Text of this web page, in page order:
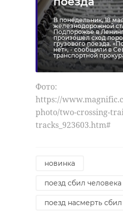
В понедельник, 18
железнодорожной
Подпорожье в
произошел сход
грузового поезда.
нет», - сообщили в
транспортной
Фото:
https://
photo/two-crossing-
tracks_923603.htm#
новинка
поезд сбил человека
поезд насмерть сбил